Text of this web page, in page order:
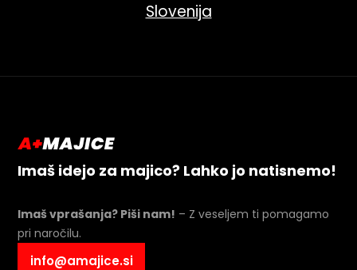
Slovenija
Imaš idejo za majico? Lahko jo natisnemo!
Imaš vprašanja? Piši nam! – Z veseljem ti pomagamo
pri naročilu.
info@amajice.si